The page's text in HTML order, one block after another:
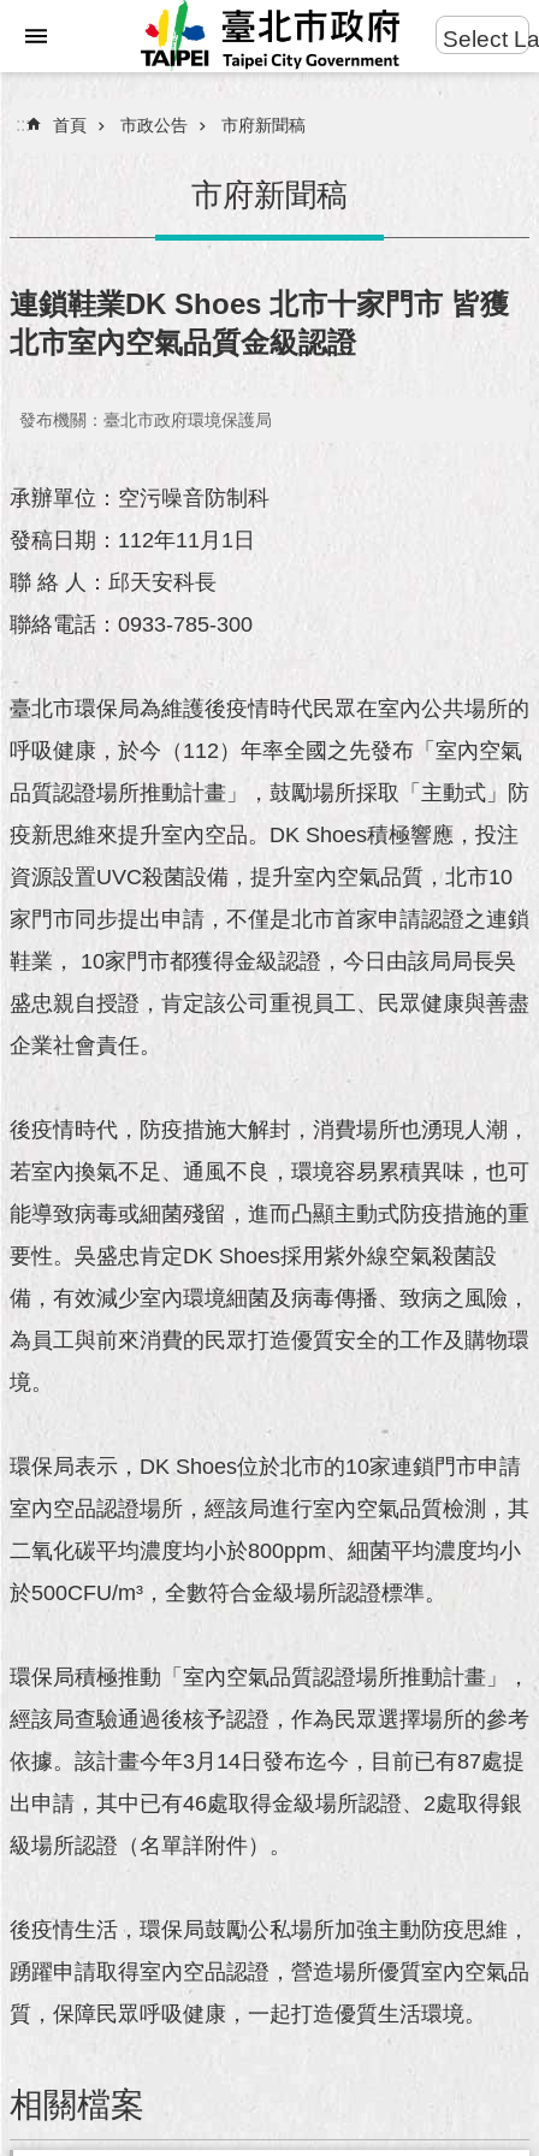
進
搜
民
服
務
府
隊
市
政
公
告
政
景
及
成
果
市
政
料
館
發
北
動
主
題
館
民
活
動
主
館
回
首
頁
網
站
導
覽
見
問
答
時
Select
::: 首頁 市政公告 市府新聞稿
市府新聞稿
連鎖鞋業DK Shoes 北市十家門市 皆獲
北市室內空氣品質金級認證
發布機關：臺北市政府環境保護局
承辦單位：空污噪音防制科
發稿日期：112年11月1日
聯 絡 人：邱天安科長
聯絡電話：0933-785-300
臺北市環保局為維護後疫情時代民眾在室內公共場所的
呼吸健康，於今（112）年率全國之先發布「室內空氣
品質認證場所推動計畫」，鼓勵場所採取「主動式」防
疫新思維來提升室內空品。DK Shoes積極響應，投注
資源設置UVC殺菌設備，提升室內空氣品質，北市10
家門市同步提出申請，不僅是北市首家申請認證之連鎖
鞋業， 10家門市都獲得金級認證，今日由該局局長吳
盛忠親自授證，肯定該公司重視員工、民眾健康與善盡
企業社會責任。
後疫情時代，防疫措施大解封，消費場所也湧現人潮，
若室內換氣不足、通風不良，環境容易累積異味，也可
能導致病毒或細菌殘留，進而凸顯主動式防疫措施的重
要性。吳盛忠肯定DK Shoes採用紫外線空氣殺菌設
備，有效減少室內環境細菌及病毒傳播、致病之風險，
為員工與前來消費的民眾打造優質安全的工作及購物環
境。
環保局表示，DK Shoes位於北市的10家連鎖門市申請
室內空品認證場所，經該局進行室內空氣品質檢測，其
二氧化碳平均濃度均小於800ppm、細菌平均濃度均小
於500CFU/m³，全數符合金級場所認證標準。
環保局積極推動「室內空氣品質認證場所推動計畫」，
經該局查驗通過後核予認證，作為民眾選擇場所的參考
依據。該計畫今年3月14日發布迄今，目前已有87處提
出申請，其中已有46處取得金級場所認證、2處取得銀
級場所認證（名單詳附件）。
後疫情生活，環保局鼓勵公私場所加強主動防疫思維，
踴躍申請取得室內空品認證，營造場所優質室內空氣品
質，保障民眾呼吸健康，一起打造優質生活環境。
相關檔案